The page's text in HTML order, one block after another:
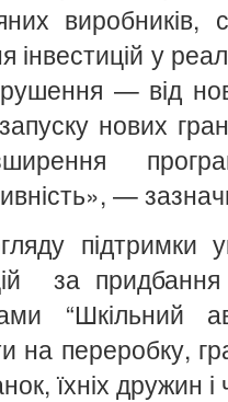
виробників,
інвестицій у
— від
нових
—
підтримки
за придбання
“Шкільний
на переробку,
їхніх дружин і